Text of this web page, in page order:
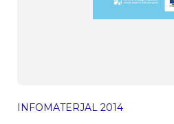
INFOMATERJAL 2014